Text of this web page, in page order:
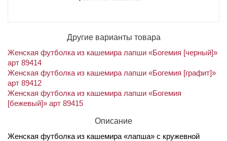
Другие варианты товара
Женская футболка из кашемира лапши «Богемия [черный]»
арт 89414
Женская футболка из кашемира лапши «Богемия [графит]»
арт 89412
Женская футболка из кашемира лапши «Богемия
[бежевый]» арт 89415
Описание
Женская футболка из кашемира «лапша» с кружевной